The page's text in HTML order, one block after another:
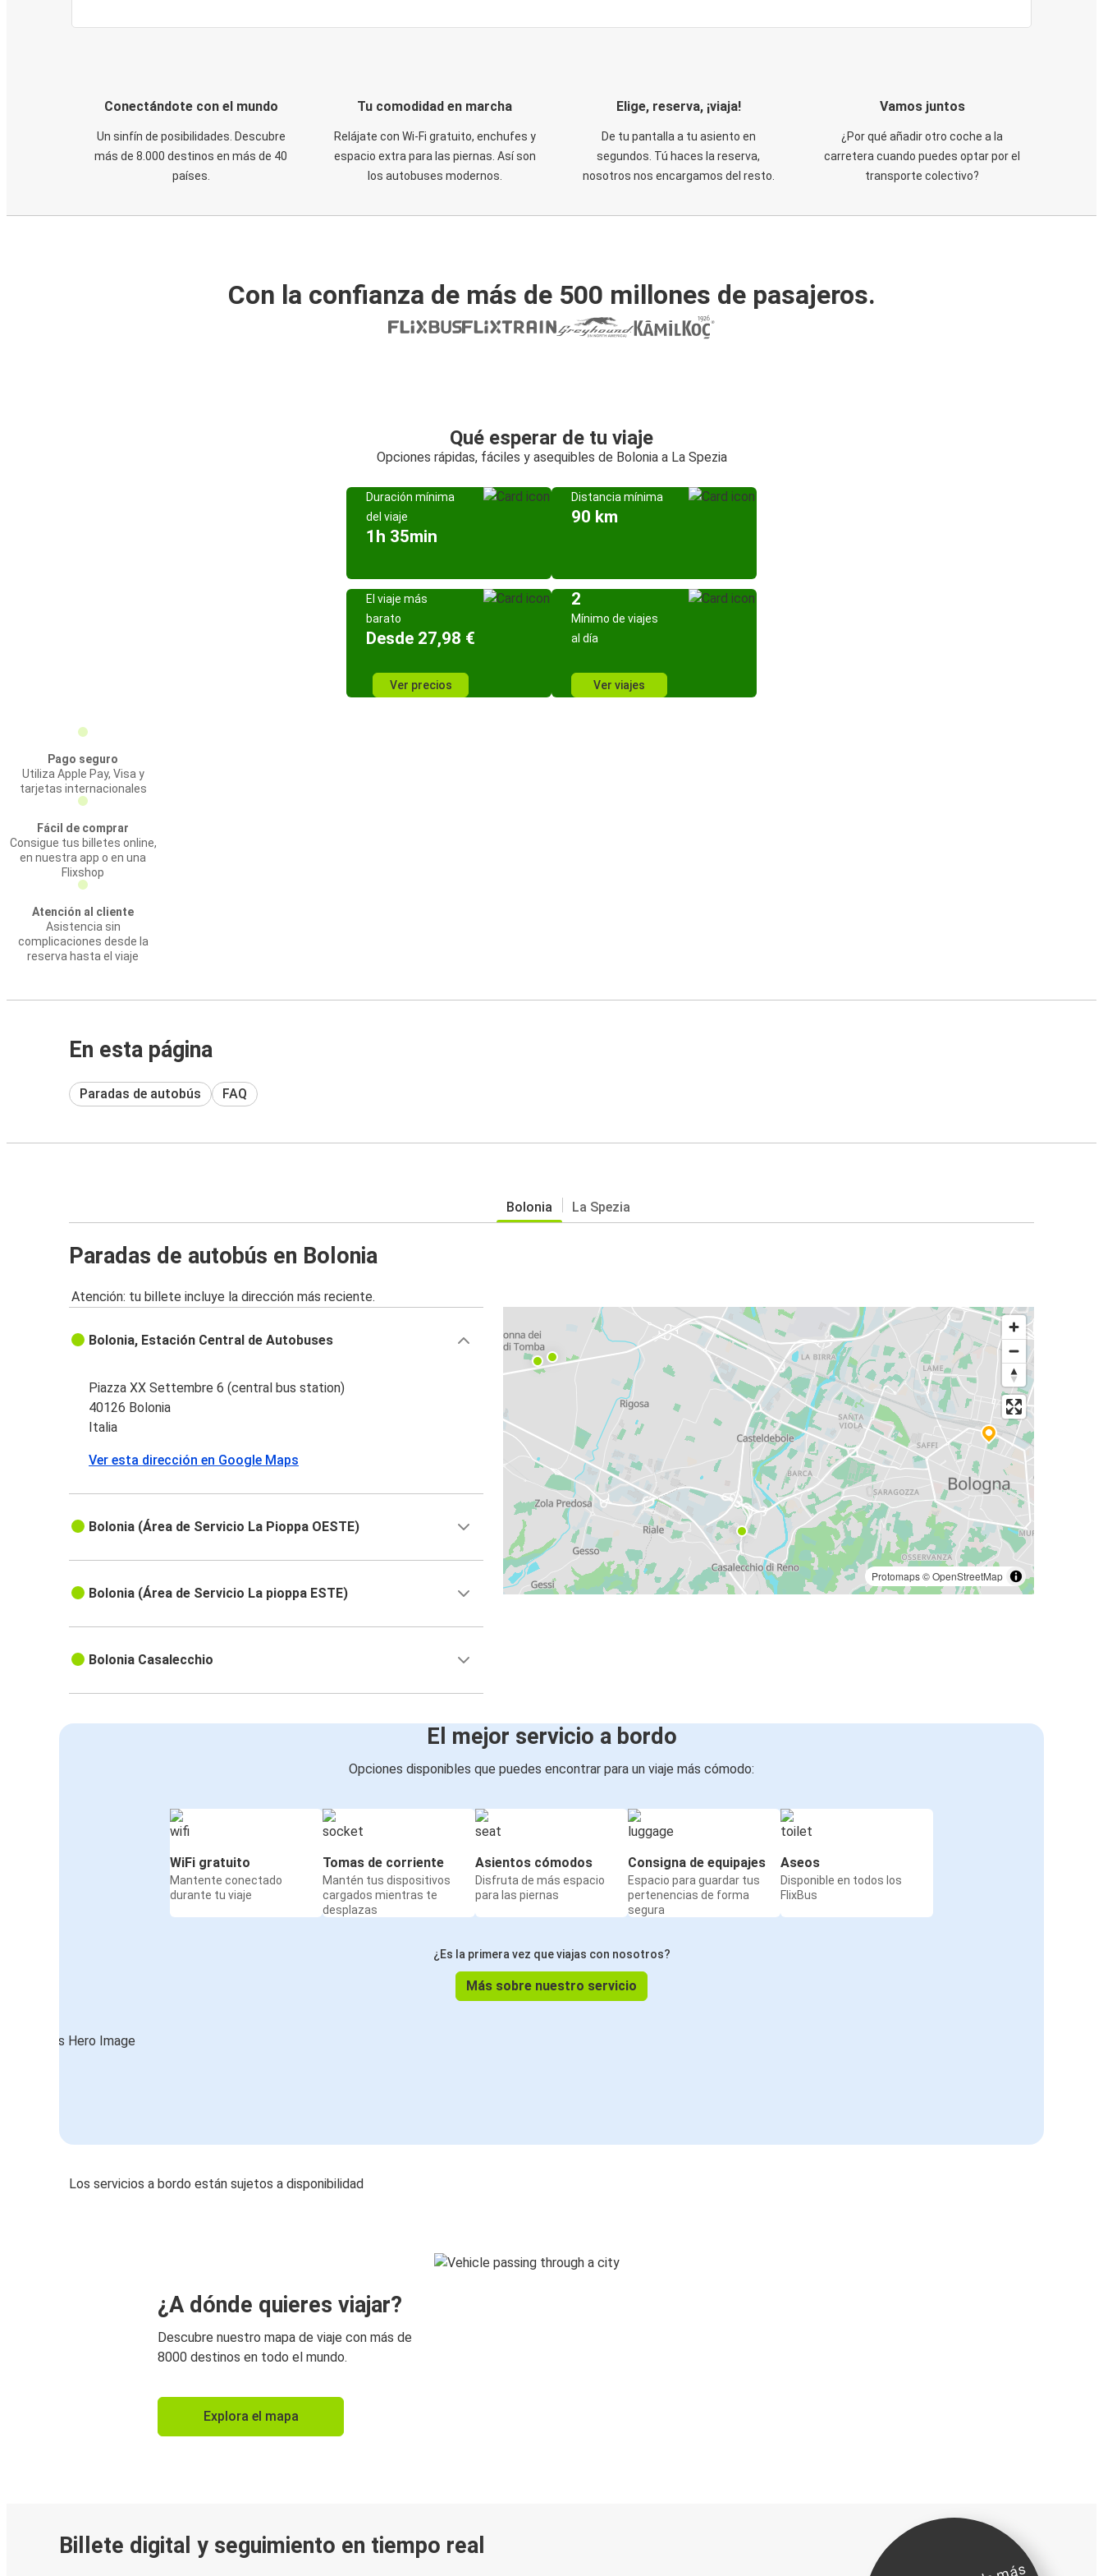
Conectándote con el mundo
Un sinfín de posibilidades. Descubre
más de 8.000 destinos en más de 40
países.
Tu comodidad en marcha
Relájate con Wi-Fi gratuito, enchufes y
espacio extra para las piernas. Así son
los autobuses modernos.
Elige, reserva, ¡viaja!
De tu pantalla a tu asiento en
segundos. Tú haces la reserva,
nosotros nos encargamos del resto.
Vamos juntos
¿Por qué añadir otro coche a la
carretera cuando puedes optar por el
transporte colectivo?
Con la confianza de más de 500 millones de pasajeros.
Qué esperar de tu viaje
Opciones rápidas, fáciles y asequibles de Bolonia a La Spezia
Duración mínima
del viaje
1h 35min
Distancia mínima
90 km
El viaje más
barato
Desde 27,98 €
Ver precios
2
Mínimo de viajes
al día
Ver viajes
Pago seguro
Utiliza Apple Pay, Visa y
tarjetas internacionales
Fácil de comprar
Consigue tus billetes online,
en nuestra app o en una
Flixshop
Atención al cliente
Asistencia sin
complicaciones desde la
reserva hasta el viaje
En esta página
Paradas de autobús FAQ
Bolonia La Spezia
Paradas de autobús en Bolonia
Atención: tu billete incluye la dirección más reciente.
Protomaps©OpenStreetMap
Bolonia, Estación Central de Autobuses
Piazza XX Settembre 6 (central bus station)
40126 Bolonia
Italia
Ver esta dirección en Google Maps
Bolonia (Área de Servicio La Pioppa OESTE)
Bolonia (Área de Servicio La pioppa ESTE)
Bolonia Casalecchio
El mejor servicio a bordo
Opciones disponibles que puedes encontrar para un viaje más cómodo:
WiFi gratuito
Mantente conectado
durante tu viaje
Tomas de corriente
Mantén tus dispositivos
cargados mientras te
desplazas
Asientos cómodos
Disfruta de más espacio
para las piernas
Consigna de equipajes
Espacio para guardar tus
pertenencias de forma
segura
Aseos
Disponible en todos los
FlixBus
¿Es la primera vez que viajas con nosotros?
Más sobre nuestro servicio
Los servicios a bordo están sujetos a disponibilidad
¿A dónde quieres viajar?
Descubre nuestro mapa de viaje con más de
8000 destinos en todo el mundo.
Explora el mapa
Billete digital y seguimiento en tiempo real